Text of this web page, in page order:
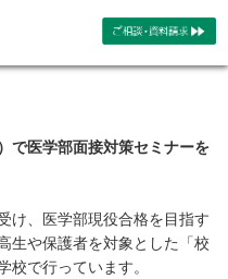
で医学部面接対策セミナーを
け、医学部現役合格を目指す
生や保護者を対象とした「校
校で行っています。